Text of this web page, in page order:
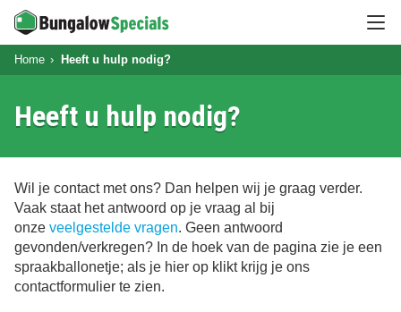
Home Heeft u hulp nodig?
Heeft u hulp nodig?
Wil je contact met ons? Dan helpen wij je graag verder.
Vaak staat het antwoord op je vraag al bij
onze veelgestelde vragen. Geen antwoord
gevonden/verkregen? In de hoek van de pagina zie je een
spraakballonetje; als je hier op klikt krijg je ons
contactformulier te zien.